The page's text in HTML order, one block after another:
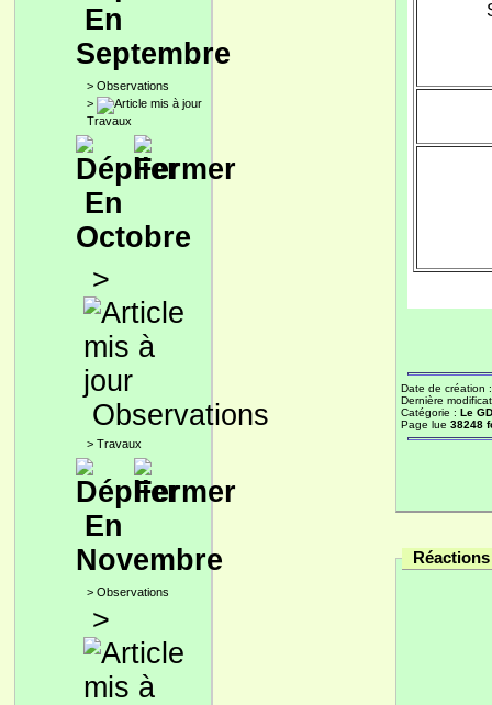
En
Septembre
> Observations
>
Travaux
En
Octobre
>
Observations
> Travaux
En
Novembre
> Observations
>
Date de création
Dernière
Catégorie : Le
Page lue 38248